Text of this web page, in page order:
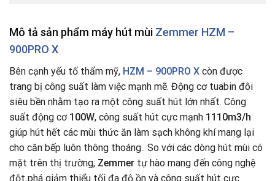
Mô tả sản phẩm máy hút mùi Zemmer HZM –
900PRO X
Bên cạnh yếu tố thẩm mỹ, HZM – 900PRO X còn được
trang bị công suất làm việc mạnh mẽ. Động cơ tuabin đôi
siêu bền nhằm tạo ra một công suất hút lớn nhất. Công
suất động cơ 100W, công suất hút cực mạnh 1110m3/h
giúp hút hết các mùi thức ăn làm sạch không khí mang lại
cho căn bếp luôn thông thoáng.. So với các dòng hút mùi có
mặt trên thị trường, Zemmer tự hào mang đến công nghệ
đột phá giảm thiểu tối đa độ ồn và công suất hút cực